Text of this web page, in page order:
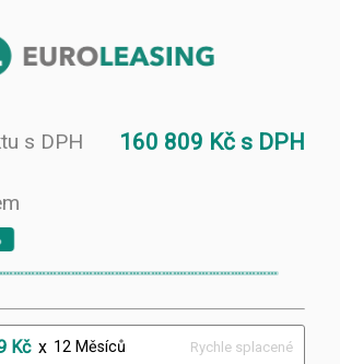
s DPH 160 809 Kč s DPH
Kč x 12 Měsíců Rychle splacené